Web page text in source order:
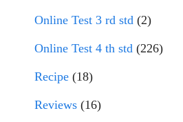
Online Test 3 rd std (2)
Online Test 4 th std (226)
Recipe (18)
Reviews (16)